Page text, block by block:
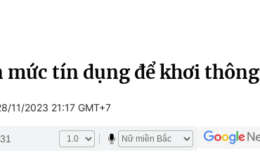
Giáo dục
mức tín dụng để khơi
11/2023 21:17 GMT+7